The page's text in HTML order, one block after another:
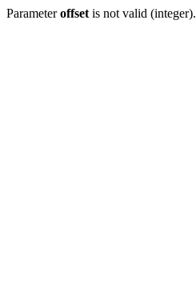
Parameteroffset is not valid (integer).